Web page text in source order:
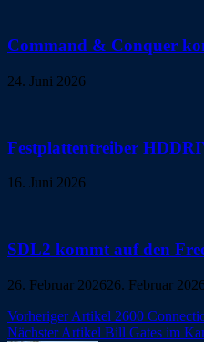
Command & Conquer
24. Juni 2026
Festplattentreiber
16. Juni 2026
SDL2 kommt auf den
26. Februar 202626. Februar
Beitragsnavigation
Vorheriger Artikel 2600
Nächster Artikel Bill Gates im